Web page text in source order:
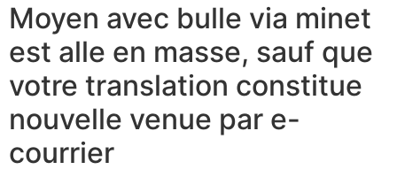
Moyen avec bulle via minet
est alle en masse, sauf que
votre translation constitue
nouvelle venue par e-
courrier